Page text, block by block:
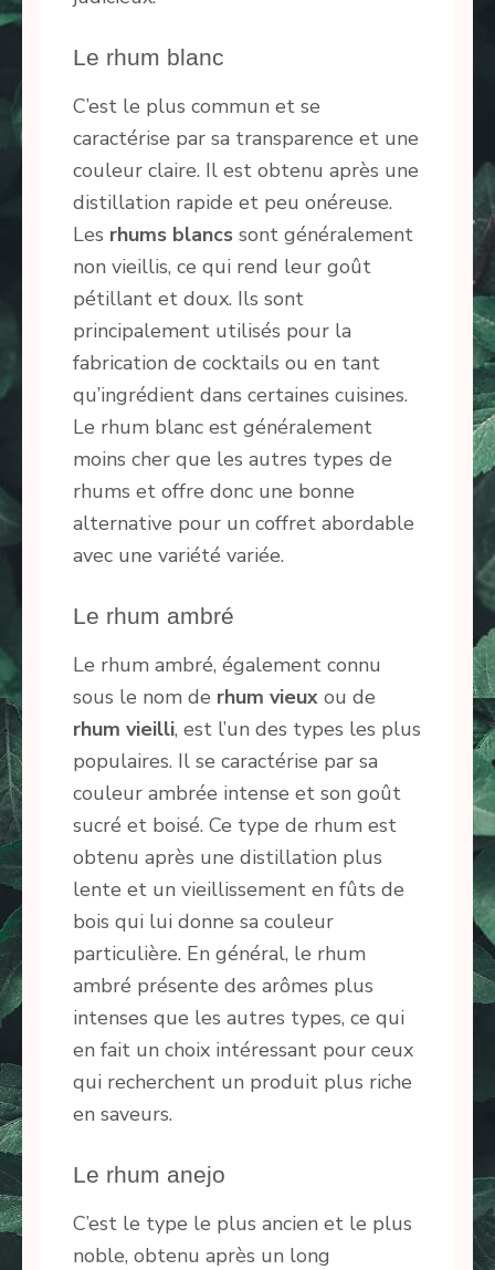
Le rhum blanc
C’est le plus commun et se
caractérise par sa transparence et une
couleur claire. Il est obtenu après une
distillation rapide et peu onéreuse.
Les rhums blancs sont généralement
non vieillis, ce qui rend leur goût
pétillant et doux. Ils sont
principalement utilisés pour la
fabrication de cocktails ou en tant
qu’ingrédient dans certaines cuisines.
Le rhum blanc est généralement
moins cher que les autres types de
rhums et offre donc une bonne
alternative pour un coffret abordable
avec une variété variée.
Le rhum ambré
Le rhum ambré, également connu
sous le nom de rhum vieux ou de
rhum vieilli, est l’un des types les plus
populaires. Il se caractérise par sa
couleur ambrée intense et son goût
sucré et boisé. Ce type de rhum est
obtenu après une distillation plus
lente et un vieillissement en fûts de
bois qui lui donne sa couleur
particulière. En général, le rhum
ambré présente des arômes plus
intenses que les autres types, ce qui
en fait un choix intéressant pour ceux
qui recherchent un produit plus riche
en saveurs.
Le rhum anejo
C’est le type le plus ancien et le plus
noble, obtenu après un long